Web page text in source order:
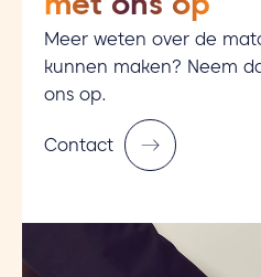
met ons op
Meer weten over de
kunnen maken? Neem
ons op.
Contact